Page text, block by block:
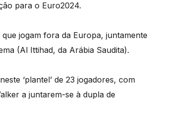
para o Euro2024.
jogam fora da Europa, juntamente
(Al Ittihad, da Arábia Saudita).
‘plantel’ de 23 jogadores, com
a juntarem-se à dupla de